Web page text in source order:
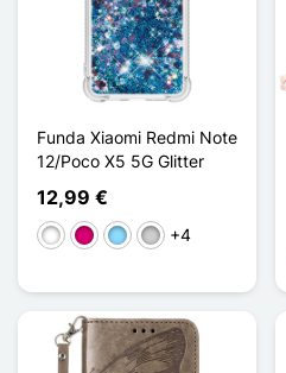
Funda Xiaomi Redmi Note
12/Poco X5 5G Glitter
12,99 €
BlancoMagentaAzul claro
Plata+4